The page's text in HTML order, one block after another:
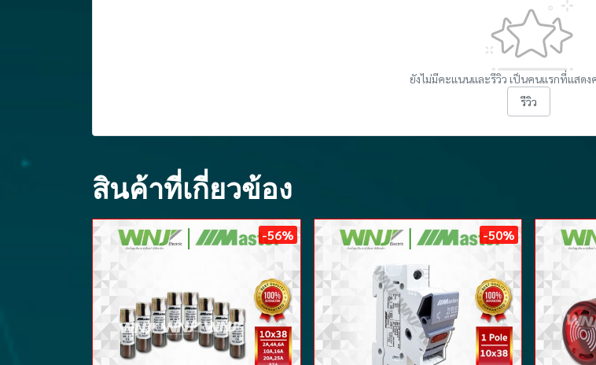
ยังไม่มีคะแนนและรีวิว เป็นคนแรกที่แสดง
รีวิว
สินค้าที่เกี่ยวข้อง
-56% -50%